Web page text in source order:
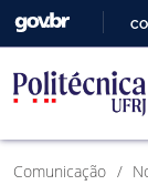
Comunicação